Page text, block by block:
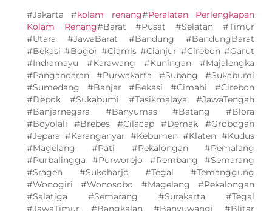
#Jakarta #kolam renang#Peralatan Perlengkapan
Kolam Renang#Barat #Pusat #Selatan #Timur
#Utara #JawaBarat #Bandung #BandungBarat
#Bekasi #Bogor #Ciamis #Cianjur #Cirebon #Garut
#Indramayu #Karawang #Kuningan #Majalengka
#Pangandaran #Purwakarta #Subang #Sukabumi
#Sumedang #Banjar #Bekasi #Cimahi #Cirebon
#Depok #Sukabumi #Tasikmalaya #JawaTengah
#Banjarnegara #Banyumas #Batang #Blora
#Boyolali #Brebes #Cilacap #Demak #Grobogan
#Jepara #Karanganyar #Kebumen #Klaten #Kudus
#Magelang #Pati #Pekalongan #Pemalang
#Purbalingga #Purworejo #Rembang #Semarang
#Sragen #Sukoharjo #Tegal #Temanggung
#Wonogiri #Wonosobo #Magelang #Pekalongan
#Salatiga #Semarang #Surakarta #Tegal
#JawaTimur #Bangkalan #Banyuwangi #Blitar